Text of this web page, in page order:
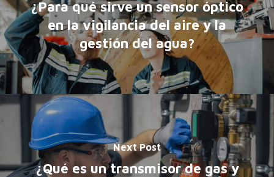
¿Para qué sirve un sensor óptico
en la vigilancia del aire y la
gestión del agua?
Next Post
¿Qué es un transmisor de gas y